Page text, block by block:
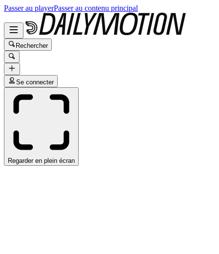
Passer au playerPasser au contenu principal
Rechercher
Se connecter
Regarder en plein écran